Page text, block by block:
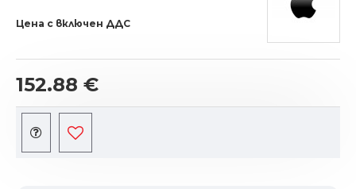
152.88 €
Цена с включен ДДС